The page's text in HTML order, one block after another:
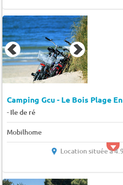
Camping Gcu - Le Bois Plage
- Ile de ré
Mobilhome
Location située à